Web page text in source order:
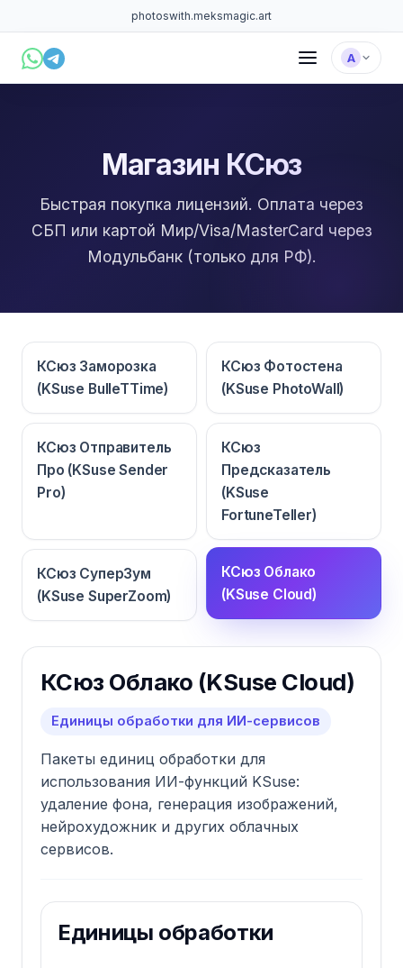
photoswith.meksmagic.art
А
Магазин КСюз
Быстрая покупка лицензий. Оплата через
СБП или картой Мир/Visa/MasterCard через
Модульбанк (только для РФ).
КСюз Заморозка
(KSuse BulleTTime)
КСюз Фотостена
(KSuse PhotoWall)
КСюз Отправитель
Про (KSuse Sender
Pro)
КСюз
Предсказатель
(KSuse
FortuneTeller)
КСюз СуперЗум
(KSuse SuperZoom)
КСюз Облако
(KSuse Cloud)
КСюз Облако (KSuse Cloud)
Единицы обработки для ИИ-сервисов
Пакеты единиц обработки для
использования ИИ-функций KSuse:
удаление фона, генерация изображений,
нейрохудожник и других облачных
сервисов.
Единицы обработки